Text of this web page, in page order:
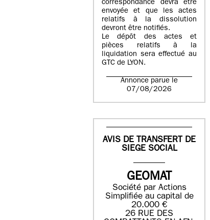
correspondance devra être
envoyée et que les actes
relatifs à la dissolution
devront être notifiés.
Le dépôt des actes et
pièces relatifs à la
liquidation sera effectué au
GTC de LYON.
Annonce parue le
07/08/2026
AVIS DE TRANSFERT DE
SIEGE SOCIAL
GEOMAT
Société par Actions
Simplifiée au capital de
20.000 €
26 RUE DES